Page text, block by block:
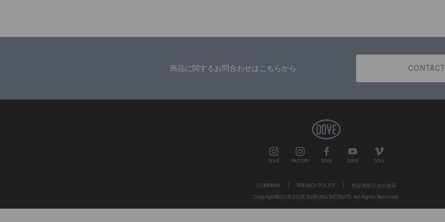
商品に関するお問合わせはこちらから
DOVE FACTORY DOVE DOVE DOVE
COMPANY PRIVACY POLICY 特定商取引法の表示
Copyright©2018 DOVE SURFING WETSUITS. All Rights Reserved.